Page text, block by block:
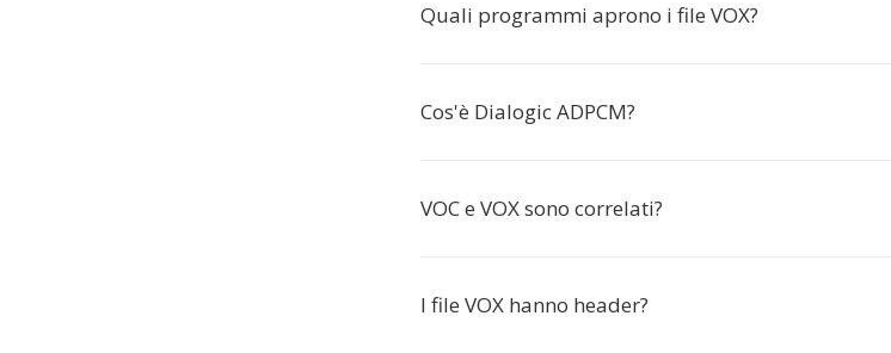
Quali programmi aprono i file VOX?
Cos'è Dialogic ADPCM?
VOC e VOX sono correlati?
I file VOX hanno header?